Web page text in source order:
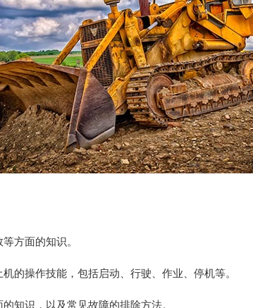
方面的知识。
的操作技能，包括启动、行驶、作业、停机等。
知识，以及常见故障的排除方法。